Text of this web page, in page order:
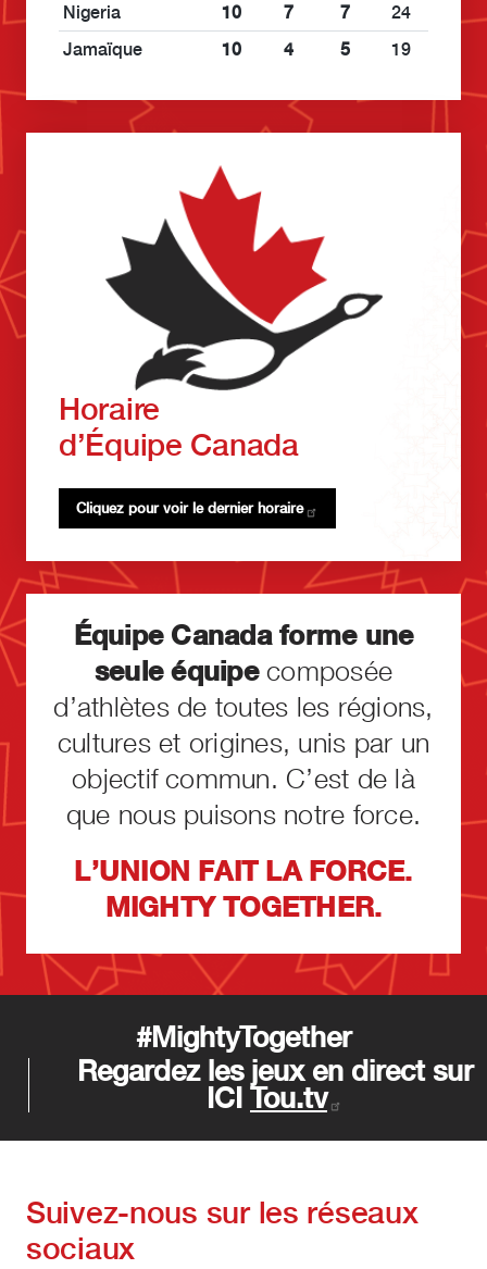
Nigeria 10 7 7
24
Jamaïque
10 4 5 19
Horaire
d’Équipe Canada
Cliquez pour voir le dernier horaire
Équipe Canada forme une
seule équipecomposée
d’athlètes de toutes les régions,
cultures et origines, unis par un
objectif commun. C’est de là
que nous puisons notre force.
L’UNION FAIT LA FORCE.
MIGHTY TOGETHER.
#MightyTogether
Regardez les jeux en direct sur
ICI Tou.tv
Suivez-nous sur les réseaux
sociaux